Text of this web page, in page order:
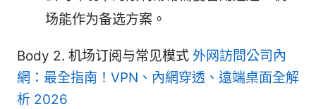
场能作为备选方案。
Body 2. 机场订阅与常见模式 外网訪問公司內
網：最全指南！VPN、內網穿透、遠端桌面全解
析 2026